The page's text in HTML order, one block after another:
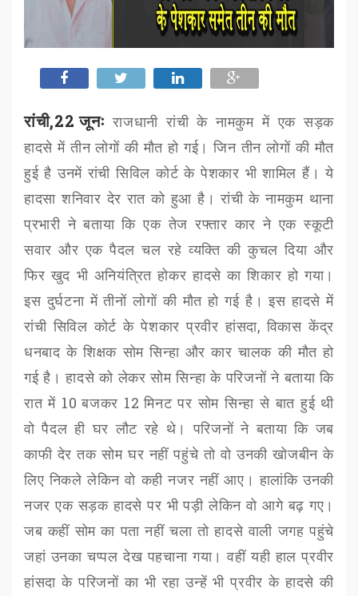
रांची,22 जूनः राजधानी रांची के नामकुम में एक सड़क
हादसे में तीन लोगों की मौत हो गई। जिन तीन लोगों की मौत
हुई है उनमें रांची सिविल कोर्ट के पेशकार भी शामिल हैं। ये
हादसा शनिवार देर रात को हुआ है। रांची के नामकुम थाना
प्रभारी ने बताया कि एक तेज रफ्तार कार ने एक स्कूटी
सवार और एक पैदल चल रहे व्यक्ति की कुचल दिया और
फिर खुद भी अनियंत्रित होकर हादसे का शिकार हो गया।
इस दुर्घटना में तीनों लोगों की मौत हो गई है। इस हादसे में
रांची सिविल कोर्ट के पेशकार प्रवीर हांसदा,विकास केंद्र
धनबाद के शिक्षक सोम सिन्हा और कार चालक की मौत हो
गई है। हादसे को लेकर सोम सिन्हा के परिजनों ने बताया कि
रात में 10बजकर 12मिनट पर सोम सिन्हा से बात हुई थी
वो पैदल ही घर लौट रहे थे। परिजनों ने बताया कि जब
काफी देर तक सोम घर नहीं पहुंचे तो वो उनकी खोजबीन के
लिए निकले लेकिन वो कही नजर नहीं आए। हालांकि उनकी
नजर एक सड़क हादसे पर भी पड़ी लेकिन वो आगे बढ़ गए।
जब कहीं सोम का पता नहीं चला तो हादसे वाली जगह पहुंचे
जहां उनका चप्पल देख पहचाना गया। वहीं यही हाल प्रवीर
हांसदा के परिजनों का भी रहा उन्हें भी प्रवीर के हादसे की